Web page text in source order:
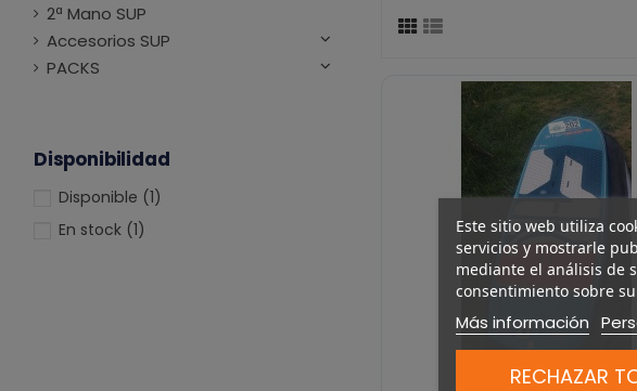
2ª Mano SUP
Accesorios SUP
PACKS
Disponibilidad
Disponible (1)
En stock (1)
Este sitio web utiliza
servicios y mostrarle
mediante el análisis de
consentimiento sobre
Más información
RECHAZAR